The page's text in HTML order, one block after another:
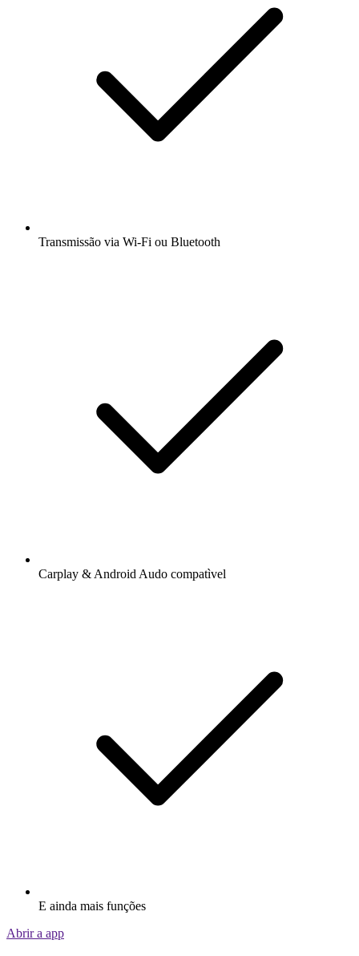
Transmissão via Wi-Fi ou Bluetooth
Carplay & Android Audo compatìvel
E ainda mais funções
Abrir a app